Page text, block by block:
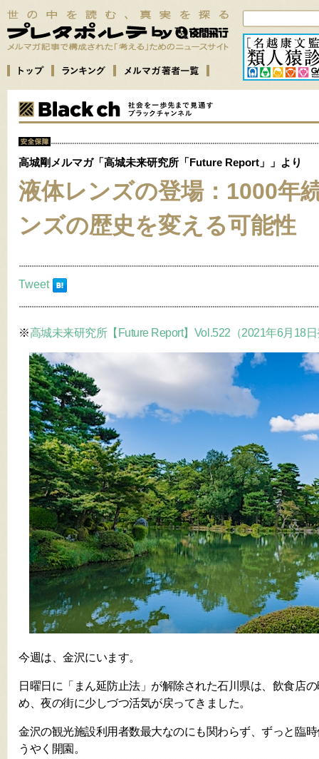
高城剛メルマガ「高城未来研究所「Future Report」」より
液体レンズの登場：1000年
ンズの歴史を変える可能性
Tweet
※高城未来研究所【Future Report】Vol.522（2021年6月18
今週は、金沢にいます。
日曜日に「まん延防止法」が解除された石川県は、飲食店
め、夜の街に少しづつ活気が戻ってきました。
金沢の観光施設利用者数最大なのにも関わらず、ずっと臨
うやく開園。